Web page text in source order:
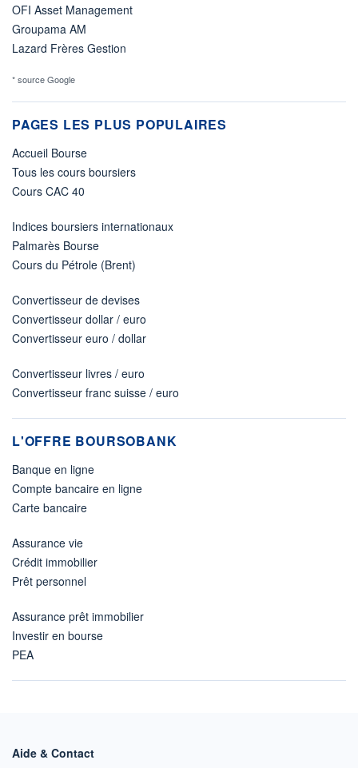
OFI Asset Management
Groupama AM
Lazard Frères Gestion
* source Google
PAGES LES PLUS POPULAIRES
Accueil Bourse
Tous les cours boursiers
Cours CAC 40
Indices boursiers internationaux
Palmarès Bourse
Cours du Pétrole (Brent)
Convertisseur de devises
Convertisseur dollar / euro
Convertisseur euro / dollar
Convertisseur livres / euro
Convertisseur franc suisse / euro
L'OFFRE BOURSOBANK
Banque en ligne
Compte bancaire en ligne
Carte bancaire
Assurance vie
Crédit immobilier
Prêt personnel
Assurance prêt immobilier
Investir en bourse
PEA
Aide & Contact